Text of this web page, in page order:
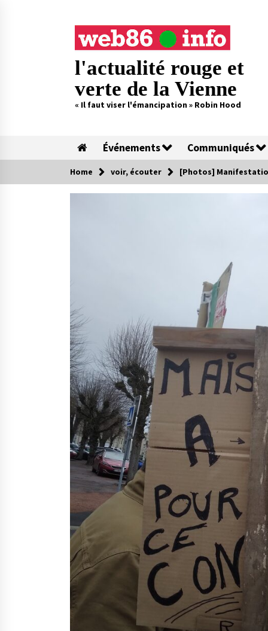
l'actualité rouge et
verte de la Vienne
« Il faut viser l'émancipation » Robin Hood
Événements Communiqués
Home voir, écouter [Photos]